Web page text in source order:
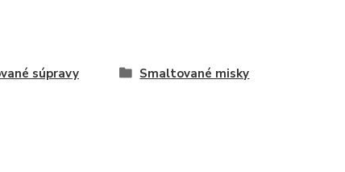
súpravy Smaltované misky